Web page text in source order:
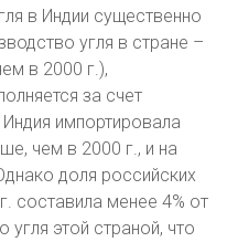
в Индии существенно
угля в стране –
в 2000 г.),
за счет
импортировала
чем в 2000 г., и на
доля российских
составила менее 4% от
этой страной, что